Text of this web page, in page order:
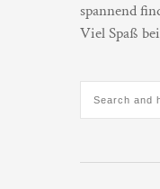
spannend
Viel Spaß